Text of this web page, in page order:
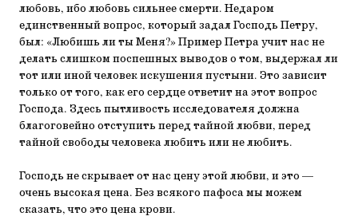
любовь, ибо любовь сильнее смерти. Недаром
единственный вопрос, который задал Господь Петру,
был: «Любишь ли ты Меня?» Пример Петра учит нас не
делать слишком поспешных выводов о том, выдержал ли
тот или иной человек искушения пустыни. Это зависит
только от того, как его сердце ответит на этот вопрос
Господа. Здесь пытливость исследователя должна
благоговейно отступить перед тайной любви, перед
тайной свободы человека любить или не любить.
Господь не скрывает от нас цену этой любви, и это —
очень высокая цена. Без всякого пафоса мы можем
сказать, что это цена крови.